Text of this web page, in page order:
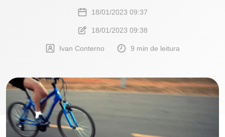
18/01/2023 09:37
18/01/2023 09:38
Ivan Conterno 9 min de leitura